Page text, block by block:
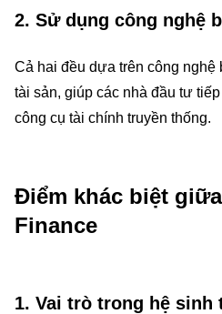
2. Sử dụng công nghệ
Cả hai đều dựa trên công nghệ
tài sản, giúp các nhà đầu tư
công cụ tài chính truyền thống.
Điểm khác biệt
Finance
1. Vai trò trong hệ sinh